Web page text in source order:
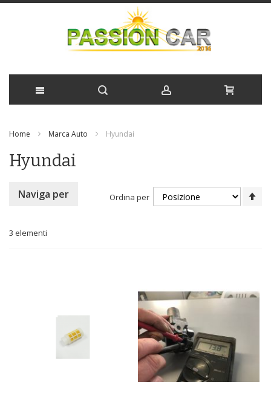
contenuto
Home Marca Auto Hyundai
Hyundai
3 elementi
Ordina per
Naviga per